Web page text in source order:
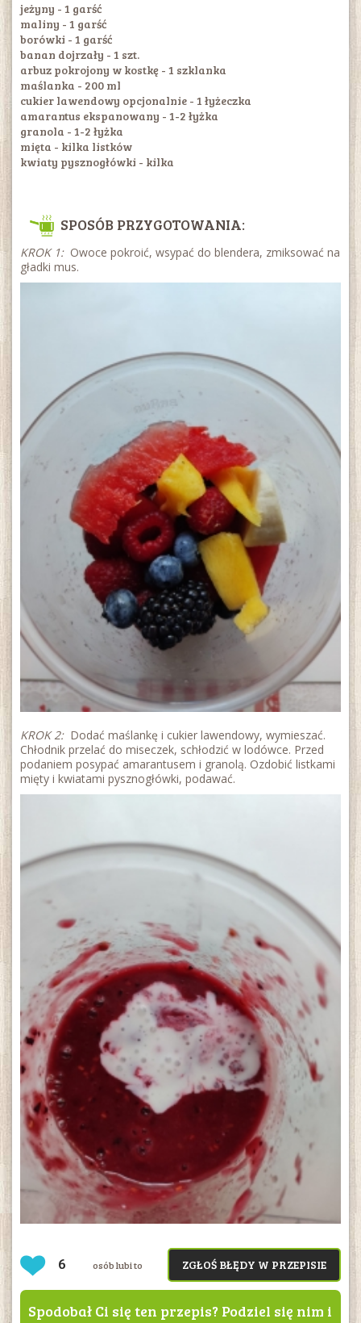
jeżyny - 1 garść
maliny - 1 garść
borówki - 1 garść
banan dojrzały - 1 szt.
arbuz pokrojony w kostkę - 1 szklanka
maślanka - 200 ml
cukier lawendowy opcjonalnie - 1 łyżeczka
amarantus ekspanowany - 1-2 łyżka
granola - 1-2 łyżka
mięta - kilka listków
kwiaty pysznogłówki - kilka
SPOSÓB PRZYGOTOWANIA:
KROK 1:Owoce pokroić, wsypać do blendera, zmiksować na
gładki mus.
KROK 2:Dodać maślankę i cukier lawendowy, wymieszać.
Chłodnik przelać do miseczek, schłodzić w lodówce. Przed
podaniem posypać amarantusem i granolą. Ozdobić listkami
mięty i kwiatami pysznogłówki, podawać.
6 osób lubi to ZGŁOŚ BŁĘDY W PRZEPISIE
Spodobał Ci się ten przepis? Podziel się nim i